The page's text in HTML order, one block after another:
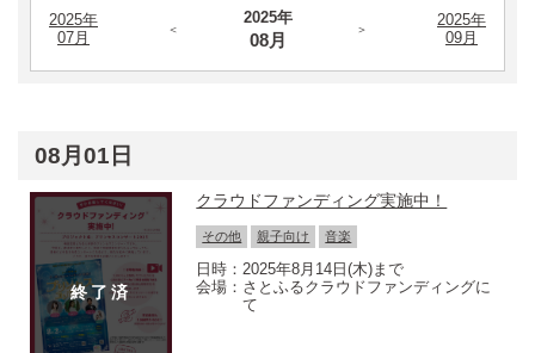
2025年
07月
＜
2025年
08月
＞
2025年
09月
08月01日
クラウドファンディング実施中！
その他 親子向け 音楽
2025年8月14日(木)まで
さとふるクラウドファンディングに
て